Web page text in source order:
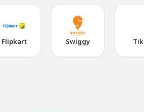
Flipkart Swiggy